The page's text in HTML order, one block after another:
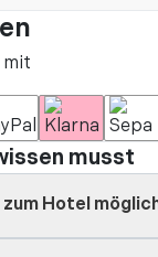
Palma, der
Bischofskirche des
•vor 3
"Gut und Zeit
vor 3
mit
musst
Hotel